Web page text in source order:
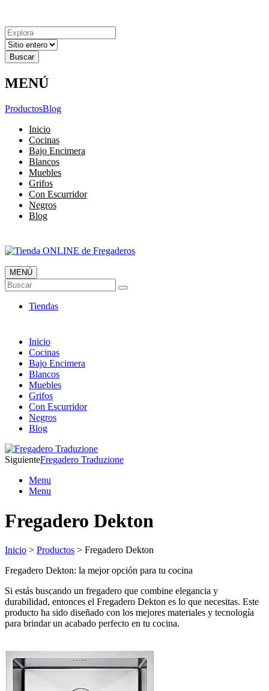
Resultados
para
MENÚ
ProductosBlog
Inicio
Cocinas
Bajo Encimera
Blancos
Muebles
Grifos
Con Escurridor
Negros
Blog
Tienda ONLINE de Fregaderos
TOP en Ventas
MENÚ
Buscar
Tiendas
Inicio
Cocinas
Bajo Encimera
Blancos
Muebles
Grifos
Con Escurridor
Negros
Blog
SiguienteFregadero Traduzione
Menu
Menu
Fregadero Dekton
Inicio > Productos > Fregadero Dekton
Fregadero Dekton: la mejor opción para tu cocina
Si estás buscando un fregadero que combine elegancia y
durabilidad, entonces el Fregadero Dekton es lo que necesitas. Este
producto ha sido diseñado con los mejores materiales y tecnología
para brindar un acabado perfecto en tu cocina.